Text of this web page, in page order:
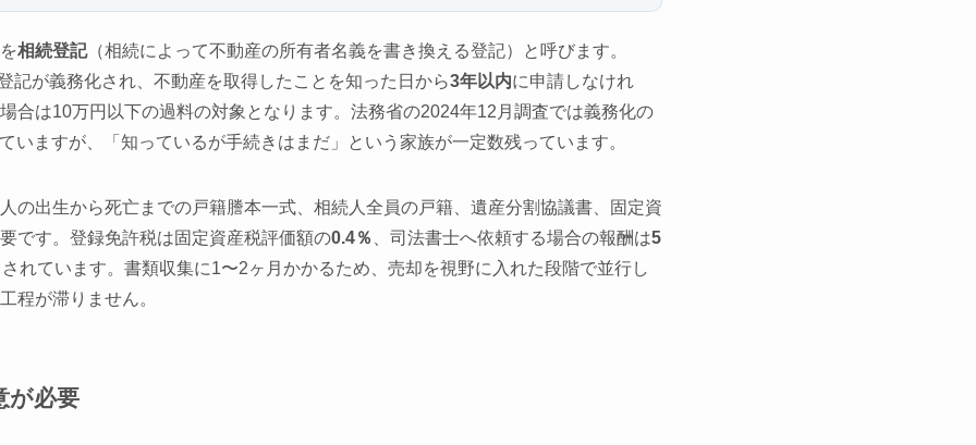
相続登記（相続によって不動産の所有者名義を書き換える登記）と呼びます。
記が義務化され、不動産を取得したことを知った日から3年以内に申請しなけれ
合は10万円以下の過料の対象となります。法務省の2024年12月調査では義務化の
いますが、「知っているが手続きはまだ」という家族が一定数残っています。
の出生から死亡までの戸籍謄本一式、相続人全員の戸籍、遺産分割協議書、固定資
です。登録免許税は固定資産税評価額の0.4％ 、司法書士へ依頼する場合の報酬は5
れています。書類収集に1〜2ヶ月かかるため、売却を視野に入れた段階で並行し
程が滞りません。
が必要